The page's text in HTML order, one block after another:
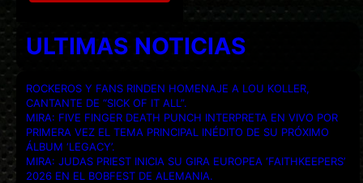
ULTIMAS NOTICIAS
ROCKEROS Y FANS RINDEN HOMENAJE A LOU KOLLER,
CANTANTE DE “SICK OF IT ALL”.
MIRA: FIVE FINGER DEATH PUNCH INTERPRETA EN VIVO POR
PRIMERA VEZ EL TEMA PRINCIPAL INÉDITO DE SU PRÓXIMO
ÁLBUM ‘LEGACY’.
MIRA: JUDAS PRIEST INICIA SU GIRA EUROPEA ‘FAITHKEEPERS’
2026 EN EL BOBFEST DE ALEMANIA.